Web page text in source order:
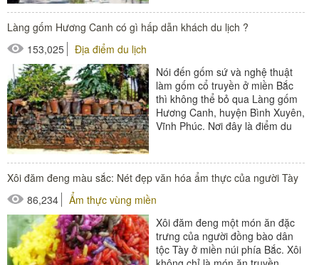
Làng gốm Hương Canh có gì hấp dẫn khách du lịch ?
153,025
Địa điểm du lịch
Nói đến gốm sứ và nghệ thuật
làm gốm cổ truyền ở miền Bắc
thì không thể bỏ qua Làng gốm
Hương Canh, huyện Bình Xuyên,
Vĩnh Phúc. Nơi đây là điểm du
Xôi đăm đeng màu sắc: Nét đẹp văn hóa ẩm thực của người Tày
86,234
Ẩm thực vùng miền
Xôi đăm đeng một món ăn đặc
trưng của người đồng bào dân
tộc Tày ở miền núi phía Bắc. Xôi